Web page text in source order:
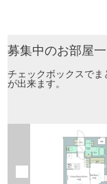
募集中のお部屋
チェックボックスで
が出来ます。